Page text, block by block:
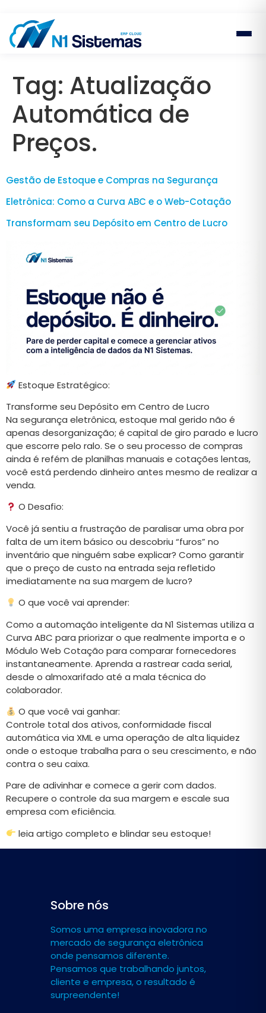
Tag: Atualização
Automática de
Preços.
Gestão de Estoque e Compras na Segurança
Eletrônica: Como a Curva ABC e o Web-Cotação
Transformam seu Depósito em Centro de Lucro
Estoque Estratégico:
Transforme seu Depósito em Centro de Lucro
Na segurança eletrônica, estoque mal gerido não é
apenas desorganização; é capital de giro parado e lucro
que escorre pelo ralo. Se o seu processo de compras
ainda é refém de planilhas manuais e cotações lentas,
você está perdendo dinheiro antes mesmo de realizar a
venda.
O Desafio:
Você já sentiu a frustração de paralisar uma obra por
falta de um item básico ou descobriu “furos” no
inventário que ninguém sabe explicar? Como garantir
que o preço de custo na entrada seja refletido
imediatamente na sua margem de lucro?
O que você vai aprender:
Como a automação inteligente da N1 Sistemas utiliza a
Curva ABC para priorizar o que realmente importa e o
Módulo Web Cotação para comparar fornecedores
instantaneamente. Aprenda a rastrear cada serial,
desde o almoxarifado até a mala técnica do
colaborador.
O que você vai ganhar:
Controle total dos ativos, conformidade fiscal
automática via XML e uma operação de alta liquidez
onde o estoque trabalha para o seu crescimento, e não
contra o seu caixa.
Pare de adivinhar e comece a gerir com dados.
Recupere o controle da sua margem e escale sua
empresa com eficiência.
leia artigo completo e blindar seu estoque!
Sobre nós
Somos uma empresa inovadora no
mercado de segurança eletrônica
onde pensamos diferente.
Pensamos que trabalhando juntos,
cliente e empresa, o resultado é
surpreendente!